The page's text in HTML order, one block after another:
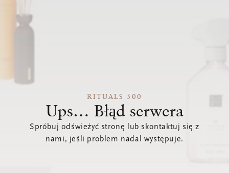
RITUALS 500
Ups… Błąd serwera
Spróbuj odświeżyć stronę lub skontaktuj się z
nami, jeśli problem nadal występuje.